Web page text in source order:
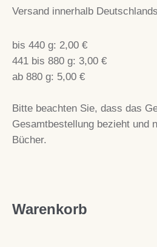
Versand innerhalb
bis 440 g: 2,00 €
441 bis 880 g: 3,00 €
ab 880 g: 5,00 €
Bitte beachten Sie, dass das
Gesamtbestellung bezieht und
Bücher.
Warenkorb